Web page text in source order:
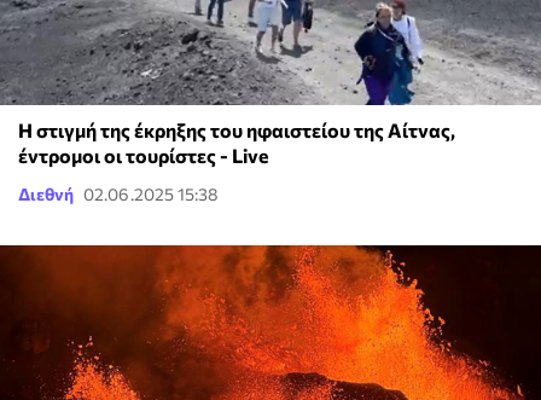
Η στιγμή της έκρηξης του ηφαιστείου της Αίτνας,
έντρομοι οι τουρίστες - Live
Διεθνή 02.06.2025 15:38